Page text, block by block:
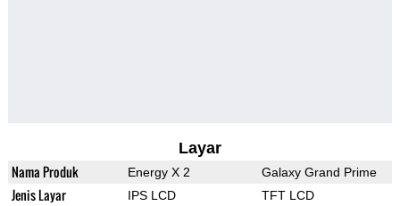
Layar
Nama Produk Energy X 2 Galaxy Grand Prime
Jenis Layar IPS LCD TFT LCD